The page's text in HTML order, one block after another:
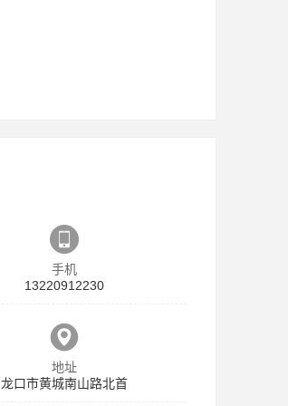
手机
13220912230
地址
龙口市黄城南山路北首